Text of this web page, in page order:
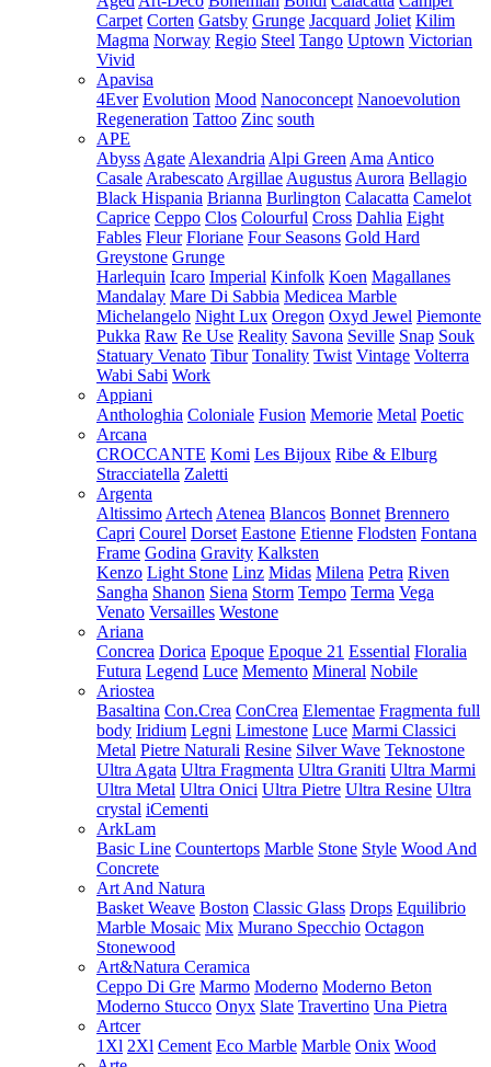
Carpet Corten Gatsby Grunge Jacquard Joliet Kilim
Magma Norway Regio Steel Tango Uptown Victorian
Vivid
Apavisa
4Ever Evolution Mood Nanoconcept Nanoevolution
Regeneration Tattoo Zinc south
APE
Abyss Agate Alexandria Alpi Green Ama Antico
Casale Arabescato Argillae Augustus Aurora Bellagio
Black Hispania Brianna Burlington Calacatta Camelot
Caprice Ceppo Clos Colourful Cross Dahlia Eight
Fables Fleur Floriane Four Seasons Gold Hard
Greystone Grunge
Harlequin Icaro Imperial Kinfolk Koen Magallanes
Mandalay Mare Di Sabbia Medicea Marble
Michelangelo Night Lux Oregon Oxyd Jewel Piemonte
Pukka Raw Re Use Reality Savona Seville Snap Souk
Statuary Venato Tibur Tonality Twist Vintage Volterra
Wabi Sabi Work
Appiani
Anthologhia Coloniale Fusion Memorie Metal Poetic
Arcana
CROCCANTE Komi Les Bijoux Ribe & Elburg
Stracciatella Zaletti
Argenta
Altissimo Artech Atenea Blancos Bonnet Brennero
Capri Courel Dorset Eastone Etienne Flodsten Fontana
Frame Godina Gravity Kalksten
Kenzo Light Stone Linz Midas Milena Petra Riven
Sangha Shanon Siena Storm Tempo Terma Vega
Venato Versailles Westone
Ariana
Concrea Dorica Epoque Epoque 21 Essential Floralia
Futura Legend Luce Memento Mineral Nobile
Ariostea
Basaltina Con.Crea ConCrea Elementae Fragmenta full
body Iridium Legni Limestone Luce Marmi Classici
Metal Pietre Naturali Resine Silver Wave Teknostone
Ultra Agata Ultra Fragmenta Ultra Graniti Ultra Marmi
Ultra Metal Ultra Onici Ultra Pietre Ultra Resine Ultra
crystal iCementi
ArkLam
Basic Line Countertops Marble Stone Style Wood And
Concrete
Art And Natura
Basket Weave Boston Classic Glass Drops Equilibrio
Marble Mosaic Mix Murano Specchio Octagon
Stonewood
Art&Natura Ceramica
Ceppo Di Gre Marmo Moderno Moderno Beton
Moderno Stucco Onyx Slate Travertino Una Pietra
Artcer
1Xl 2Xl Cement Eco Marble Marble Onix Wood